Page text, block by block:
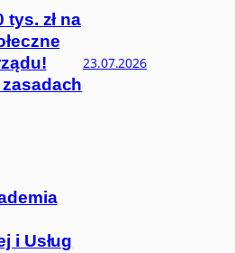
tys. zł na
23.07.2026
i Usług